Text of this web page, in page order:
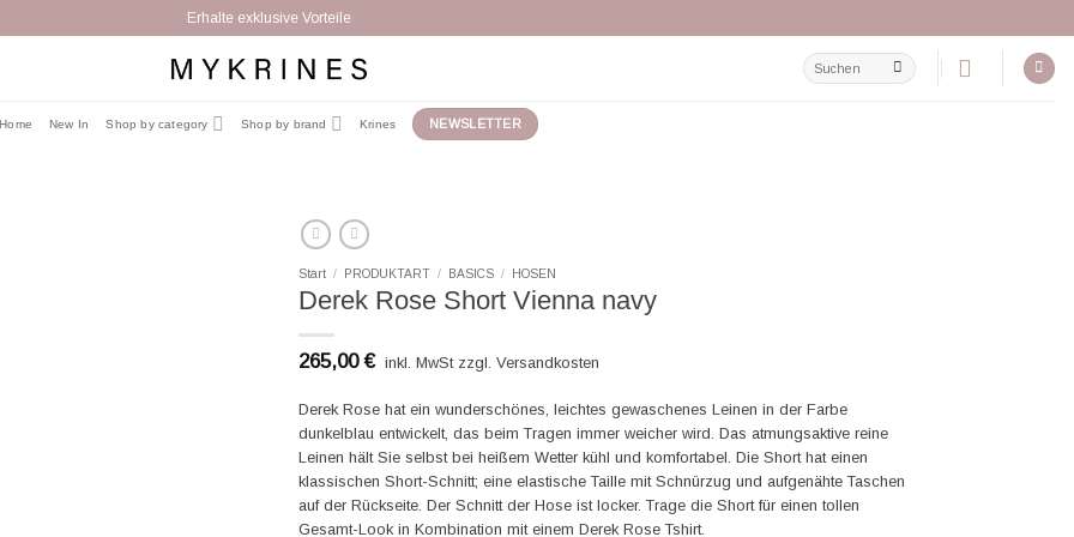
Erhalte exklusive Vorteile
Suchen
nach:
Home New In Shop by category Shop by brand Krines NEWSLETTER
Start / PRODUKTART / BASICS / HOSEN
Derek Rose Short Vienna navy
265,00€ inkl. MwSt zzgl. Versandkosten
Derek Rose hat ein wunderschönes, leichtes gewaschenes Leinen in der Farbe
dunkelblau entwickelt, das beim Tragen immer weicher wird. Das atmungsaktive reine
Leinen hält Sie selbst bei heißem Wetter kühl und komfortabel. Die Short hat einen
klassischen Short-Schnitt; eine elastische Taille mit Schnürzug und aufgenähte Taschen
auf der Rückseite. Der Schnitt der Hose ist locker. Trage die Short für einen tollen
Gesamt-Look in Kombination mit einem Derek Rose Tshirt.